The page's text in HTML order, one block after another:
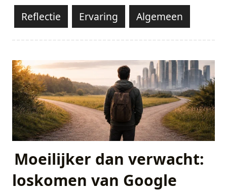
Reflectie Ervaring Algemeen
Moeilijker dan verwacht:
loskomen van Google